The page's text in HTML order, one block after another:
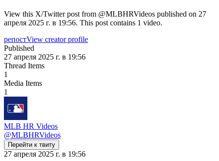
View this X/Twitter post from @MLBHRVideos published on 27
апреля 2025 г. в 19:56. This post contains 1 video.
репостView creator profile
Published
27 апреля 2025 г. в 19:56
Thread Items
1
Media Items
1
MLB HR Videos
@MLBHRVideos
Перейти к твиту
27 апреля 2025 г. в 19:56